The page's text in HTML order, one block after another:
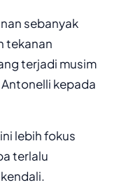
sebanyak
tekanan
terjadi musim
Antonelli kepada
lebih fokus
terlalu